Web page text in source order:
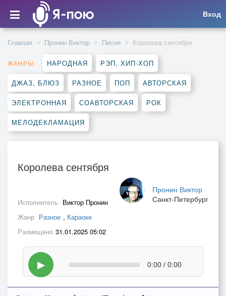
Вход
Главная Пронин Виктор Песни Королева сентября
ЖАНРЫ: НАРОДНАЯ РЭП, ХИП-ХОП
ДЖАЗ, БЛЮЗ РАЗНОЕ ПОП АВТОРСКАЯ
ЭЛЕКТРОННАЯ СОАВТОРСКАЯ РОК
МЕЛОДЕКЛАМАЦИЯ
Королева сентября
Пронин Виктор
Санкт-Петербург
Исполнитель Виктор Пронин
Жанр Разное , Караоке
Размещено 31.01.2025 05:02
▶ 0:00 / 0:00